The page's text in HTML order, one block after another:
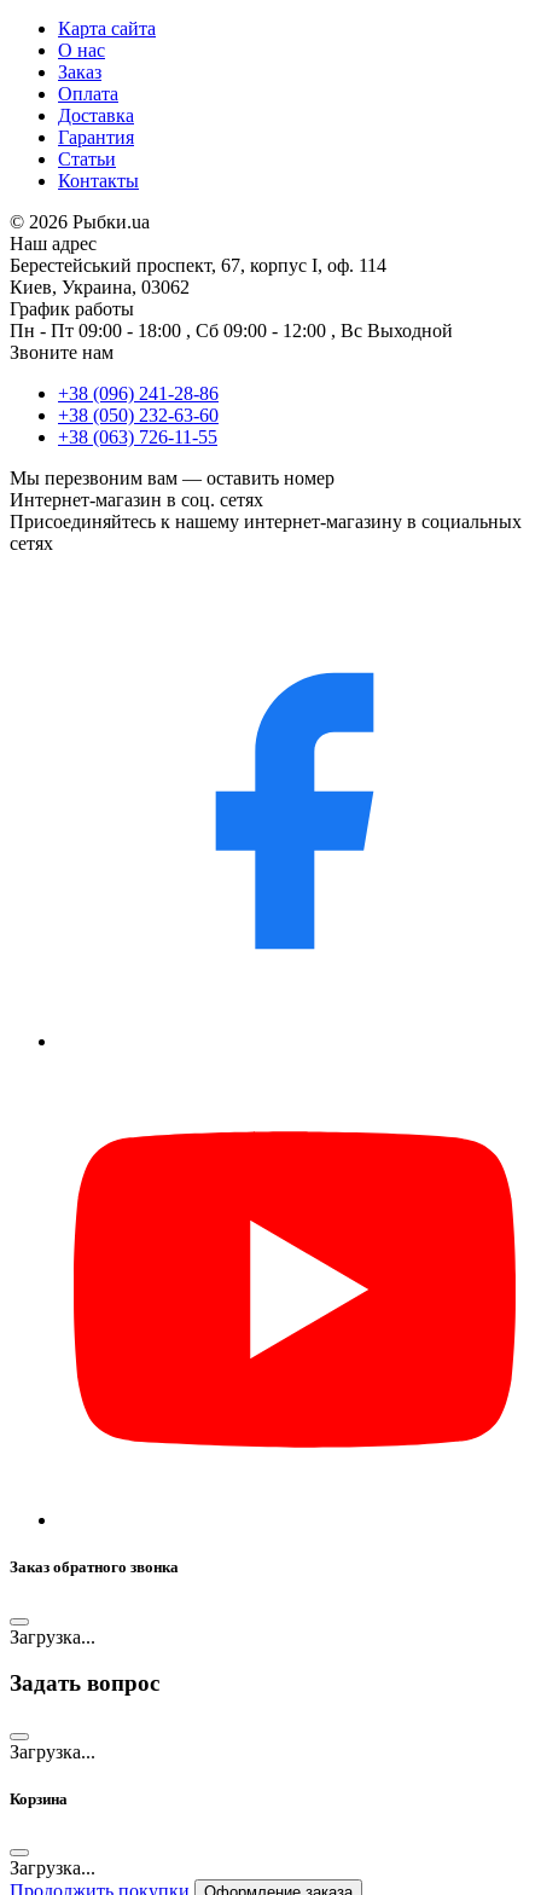
Карта сайта
О нас
Заказ
Оплата
Доставка
Гарантия
Статьи
Контакты
© 2026 Рыбки.ua
Наш адрес
Берестейський проспект, 67, корпус I, оф. 114
Киев, Украина, 03062
График работы
Пн - Пт 09:00 - 18:00 , Сб 09:00 - 12:00 , Вс Выходной
Звоните нам
+38 (096) 241-28-86
+38 (050) 232-63-60
+38 (063) 726-11-55
Мы перезвоним вам — оставить номер
Интернет-магазин в соц. сетях
Присоединяйтесь к нашему интернет-магазину в социальных
сетях
Заказ обратного звонка
Загрузка...
Задать вопрос
Загрузка...
Корзина
Загрузка...